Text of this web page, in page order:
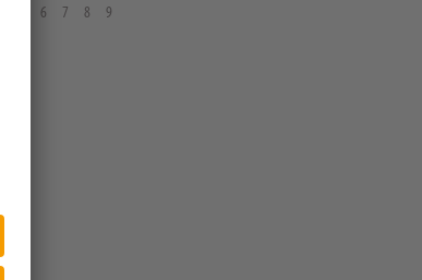
6 7 8 9